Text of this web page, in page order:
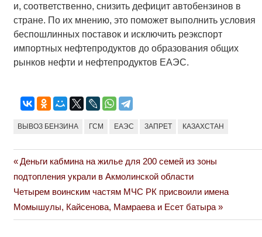
и, соответственно, снизить дефицит автобензинов в
стране. По их мнению, это поможет выполнить условия
беспошлинных поставок и исключить реэкспорт
импортных нефтепродуктов до образования общих
рынков нефти и нефтепродуктов ЕАЭС.
ВЫВОЗ БЕНЗИНА ГСМ ЕАЭС ЗАПРЕТ КАЗАХСТАН
Навигация
по
записям
Previous
Post:
Деньги кабмина на жилье для 200 семей из зоны
подтопления украли в Акмолинской области
Next
Post:
Четырем воинским частям МЧС РК присвоили имена
Момышулы, Кайсенова, Мамраева и Есет батыра